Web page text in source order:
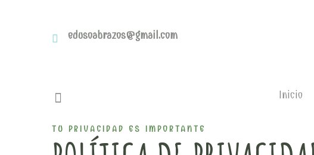
edusoabrazos@gmail.com
Inicio
TU PRIVACIDAD ES IMPORTANTE